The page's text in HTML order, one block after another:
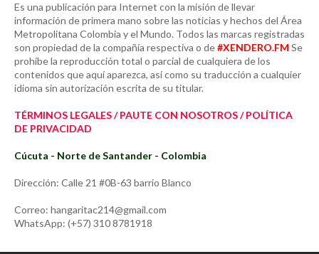
Es una publicación para Internet con la misión de llevar
información de primera mano sobre las noticias y hechos del Área
Metropolitana Colombia y el Mundo. Todos las marcas registradas
son propiedad de la compañía respectiva o de#XENDERO.FM Se
prohíbe la reproducción total o parcial de cualquiera de los
contenidos que aquí aparezca, así como su traducción a cualquier
idioma sin autorización escrita de su titular.
TÉRMINOS LEGALES / PAUTE CON NOSOTROS / POLÍTICA
DE PRIVACIDAD
Cúcuta - Norte de Santander - Colombia
Dirección: Calle 21 #0B-63 barrio Blanco
Correo: hangaritac214@gmail.com
WhatsApp: (+57) 310 8781918